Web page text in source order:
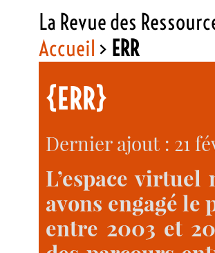
La Revue des
Accueil > ERR
{ERR}
Dernier ajout : 21
L’espace virtuel
avons engagé
entre 2003 et